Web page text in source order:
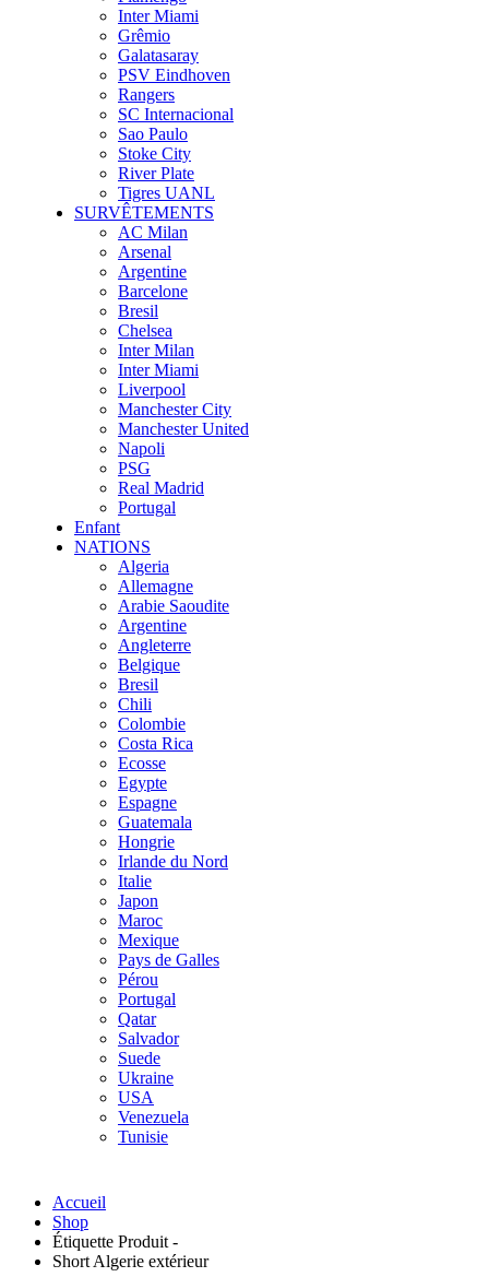
Inter Miami
Grêmio
Galatasaray
PSV Eindhoven
Rangers
SC Internacional
Sao Paulo
Stoke City
River Plate
Tigres UANL
SURVÊTEMENTS
AC Milan
Arsenal
Argentine
Barcelone
Bresil
Chelsea
Inter Milan
Inter Miami
Liverpool
Manchester City
Manchester United
Napoli
PSG
Real Madrid
Portugal
Enfant
NATIONS
Algeria
Allemagne
Arabie Saoudite
Argentine
Angleterre
Belgique
Bresil
Chili
Colombie
Costa Rica
Ecosse
Egypte
Espagne
Guatemala
Hongrie
Irlande du Nord
Italie
Japon
Maroc
Mexique
Pays de Galles
Pérou
Portugal
Qatar
Salvador
Suede
Ukraine
USA
Venezuela
Tunisie
Accueil
Shop
Étiquette Produit -
Short Algerie extérieur